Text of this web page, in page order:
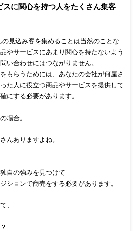
スに関心を持つ人をたくさん集客
見込み客を集めることは当然のことな
やサービスにあまり関心を持たないよう
い合わせにはつながりません。
もらうためには、あなたの会社が何屋さ
た人に役立つ商品やサービスを提供して
にする必要があります。
場合。
んありますよね。
自の強みを見つけて
ションで商売をする必要があります。
、